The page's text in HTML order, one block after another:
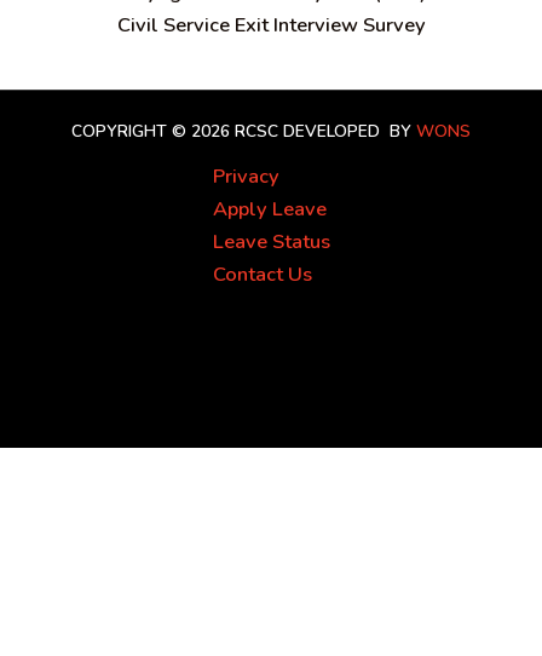
Civil Service Exit Interview Survey
COPYRIGHT © 2026 RCSC DEVELOPED BY WONS
Privacy
Apply Leave
Leave Status
Contact Us